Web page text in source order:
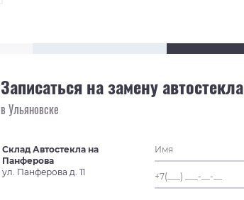
Записаться на замену автостекла
в Ульяновске
Склад Автостекла на
Панферова
ул. Панферова д. 11